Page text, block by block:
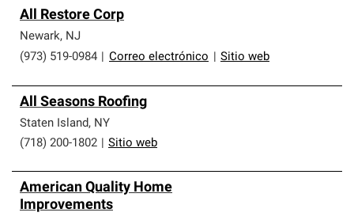
All Restore Corp
Newark, NJ
(973) 519-0984
Correo electrónico Sitio web
All Seasons Roofing
Staten Island, NY
(718) 200-1802
Sitio web
American Quality Home
Improvements